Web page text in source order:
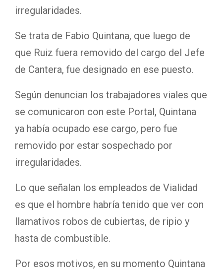
irregularidades.
Se trata de Fabio Quintana, que luego de
que Ruiz fuera removido del cargo del Jefe
de Cantera, fue designado en ese puesto.
Según denuncian los trabajadores viales que
se comunicaron con este Portal, Quintana
ya había ocupado ese cargo, pero fue
removido por estar sospechado por
irregularidades.
Lo que señalan los empleados de Vialidad
es que el hombre habría tenido que ver con
llamativos robos de cubiertas, de ripio y
hasta de combustible.
Por esos motivos, en su momento Quintana